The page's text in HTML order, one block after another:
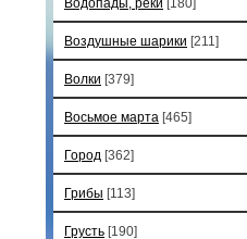
Воздушные шарики [211]
Волки [379]
Восьмое марта [465]
Город [362]
Грибы [113]
Грусть [190]